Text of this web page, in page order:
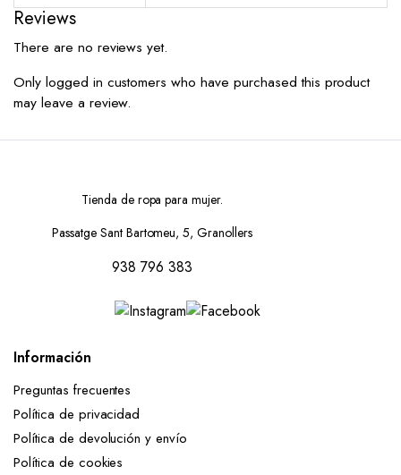
Reviews
There are no reviews yet.
Only logged in customers who have purchased this product
may leave a review.
Tienda de ropa para mujer.
Passatge Sant Bartomeu, 5, Granollers
938 796 383
Información
Preguntas frecuentes
Política de privacidad
Política de devolución y envío
Política de cookies